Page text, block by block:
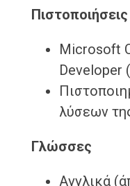
Πιστοποιήσεις
Microsoft
Developer
λύσεων
Γλώσσες
Αγγλικά